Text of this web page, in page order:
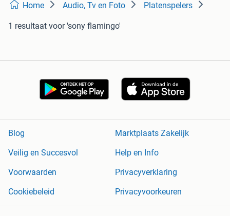
Home Audio, Tv en Foto Platenspelers
1 resultaat voor 'sony flamingo'
Blog
Marktplaats Zakelijk
Veilig en Succesvol
Help en Info
Voorwaarden
Privacyverklaring
Cookiebeleid
Privacyvoorkeuren